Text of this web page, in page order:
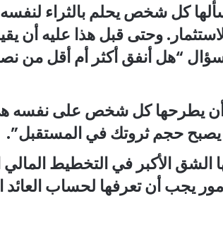
أن يسألها كل شخص يحلم بالثراء لنفسه
وحتى قبل هذا عليه أن
“هل أنفق أكثر أم أقل من
أن يطرحها كل شخص على نفسه
حجم ثروتك في المستقبل”.
الشق الأكبر في التخطيط المالي
يجب أن تعرفها لحساب